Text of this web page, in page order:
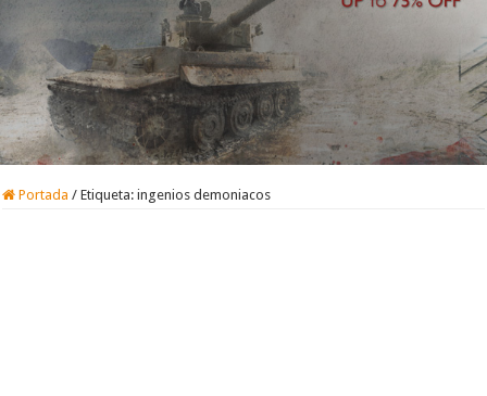
Portada / Etiqueta:ingenios demoniacos